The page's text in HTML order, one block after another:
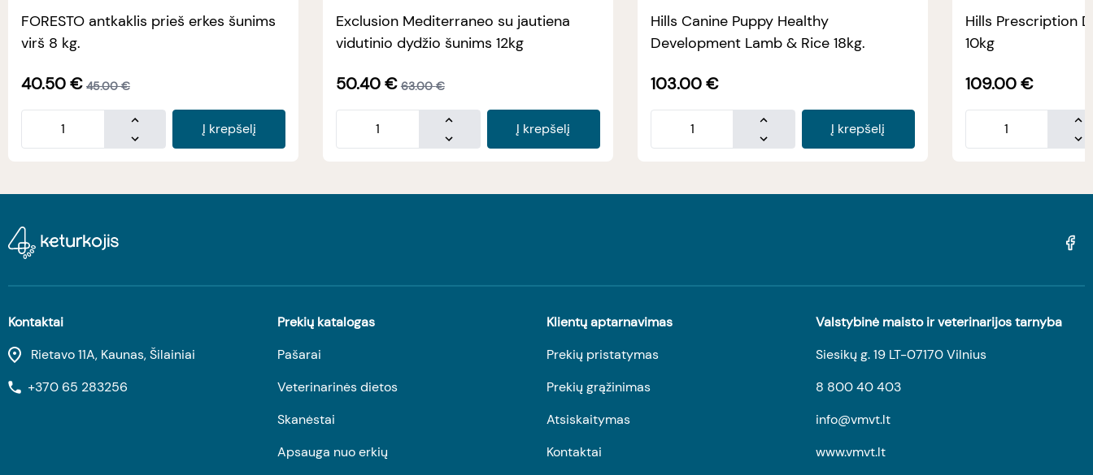
FORESTO antkaklis prieš erkes šunims
virš 8 kg.
40.50€ 45.00 €
Į krepšelį
Exclusion Mediterraneo su jautiena
vidutinio dydžio šunims 12kg
50.40€ 63.00 €
Į krepšelį
Hills Canine Puppy Healthy
Development Lamb & Rice 18kg.
103.00 €
Į krepšelį
Hills Prescription
10kg
109.00 €
Kontaktai
Rietavo 11A, Kaunas, Šilainiai
+370 65 283256
Prekių katalogas
Pašarai
Veterinarinės dietos
Skanėstai
Apsauga nuo erkių
Klientų aptarnavimas
Prekių pristatymas
Prekių grąžinimas
Atsiskaitymas
Kontaktai
Valstybinė maisto ir veterinarijos tarnyba
Siesikų g. 19 LT-07170 Vilnius
8 800 40 403
info@vmvt.lt
www.vmvt.lt